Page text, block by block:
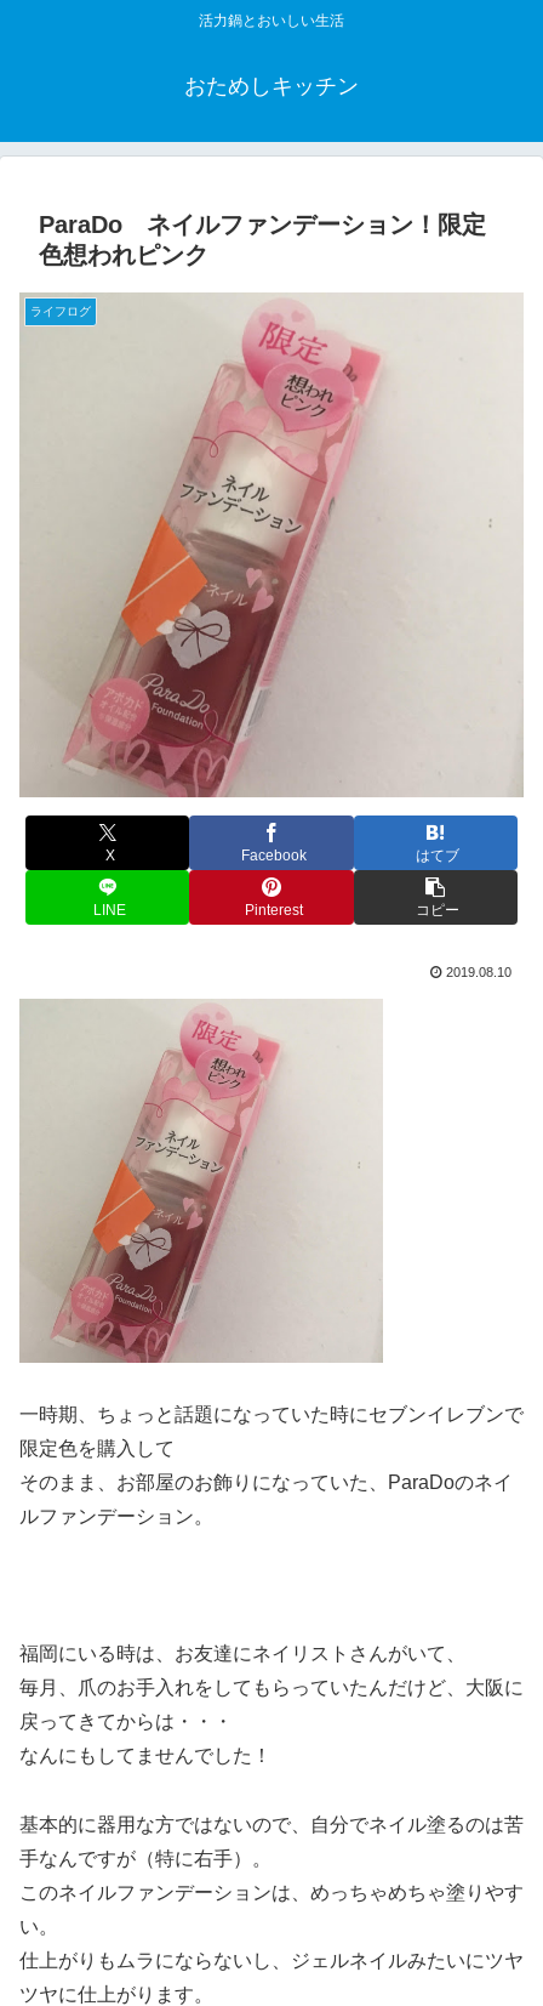
活力鍋とおいしい生活
おためしキッチン
ParaDo ネイルファンデーション！限定
色想われピンク
ライフログ
X Facebook はてブ
LINE Pinterest コピー
2019.08.10
一時期、ちょっと話題になっていた時にセブンイレブンで
限定色を購入して
そのまま、お部屋のお飾りになっていた、ParaDoのネイ
ルファンデーション。
福岡にいる時は、お友達にネイリストさんがいて、
毎月、爪のお手入れをしてもらっていたんだけど、大阪に
戻ってきてからは・・・
なんにもしてませんでした！
基本的に器用な方ではないので、自分でネイル塗るのは苦
手なんですが（特に右手）。
このネイルファンデーションは、めっちゃめちゃ塗りやす
い。
仕上がりもムラにならないし、ジェルネイルみたいにツヤ
ツヤに仕上がります。